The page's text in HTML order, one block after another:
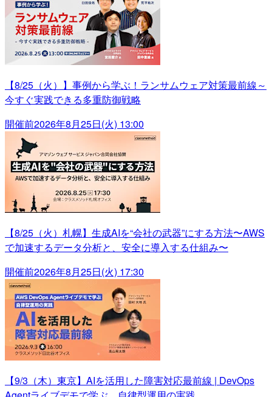
【8/25（火）】事例から学ぶ！ランサムウェア対策最前線～
今すぐ実践できる多重防御戦略
開催前2026年8月25日(火) 13:00
【8/25（火）札幌】生成AIを“会社の武器”にする方法〜AWS
で加速するデータ分析と、安全に導入する仕組み〜
開催前2026年8月25日(火) 17:30
【9/3（木）東京】AIを活用した障害対応最前線 | DevOps